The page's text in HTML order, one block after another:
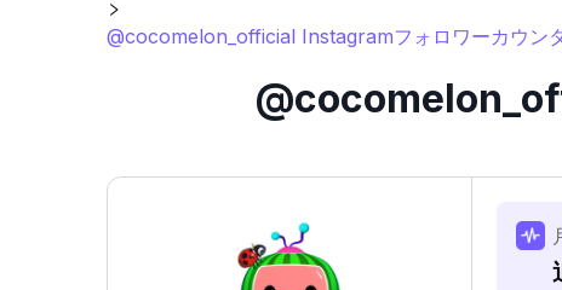
@cocomelon_official Instagramフォロワーカウン